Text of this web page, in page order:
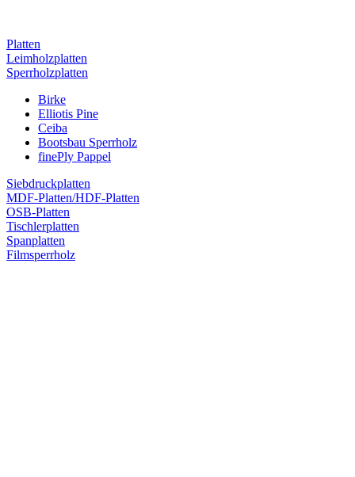
Platten
Leimholzplatten
Sperrholzplatten
Birke
Elliotis Pine
Ceiba
Bootsbau Sperrholz
finePly Pappel
Siebdruckplatten
MDF-Platten/HDF-Platten
OSB-Platten
Tischlerplatten
Spanplatten
Filmsperrholz